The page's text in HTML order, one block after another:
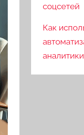
соцсетей
Как
аналитики